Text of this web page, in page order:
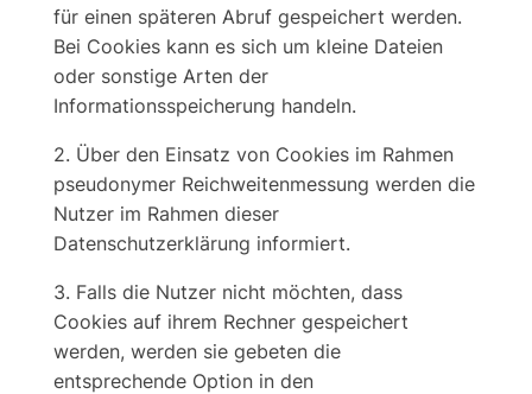
für einen späteren Abruf gespeichert werden.
Bei Cookies kann es sich um kleine Dateien
oder sonstige Arten der
Informationsspeicherung handeln.
2. Über den Einsatz von Cookies im Rahmen
pseudonymer Reichweitenmessung werden die
Nutzer im Rahmen dieser
Datenschutzerklärung informiert.
3. Falls die Nutzer nicht möchten, dass
Cookies auf ihrem Rechner gespeichert
werden, werden sie gebeten die
entsprechende Option in den